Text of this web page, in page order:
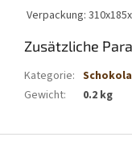
Verpackung:
Zusätzliche
Kategorie:
Gewicht: 0.2 kg